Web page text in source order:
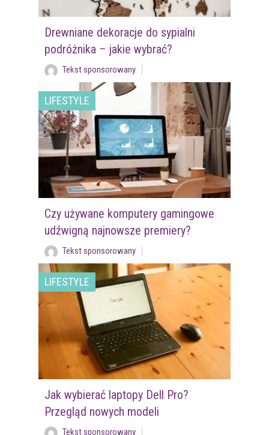
Drewniane dekoracje do sypialni
podróżnika – jakie wybrać?
Tekst sponsorowany
LIFESTYLE
Czy używane komputery gamingowe
udźwigną najnowsze premiery?
Tekst sponsorowany
LIFESTYLE
Jak wybierać laptopy Dell Pro?
Przegląd nowych modeli
Tekst sponsorowany